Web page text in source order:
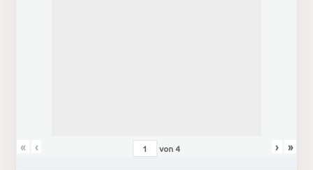
« ‹ von4 › »